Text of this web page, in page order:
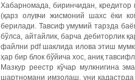
Хабарномада, биринчидан, кредитор
(қарз олувчи жисмоний шахс ёки
берилади. Тавсиф умумий тарзда
бўлса, айтайлик, барча дебиторлик
файлни pdf шаклида илова этиш
ҳар бир блок бўйича хос, аниқ
Мазкур реестр кўчар мулкнигина
шартномани имзолаш, уни кадастрда